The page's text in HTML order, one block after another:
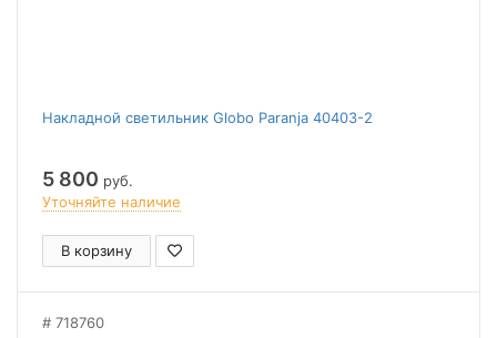
Накладной светильник Globo Paranja 40403-2
5 800 руб.
Уточняйте наличие
В корзину
718760